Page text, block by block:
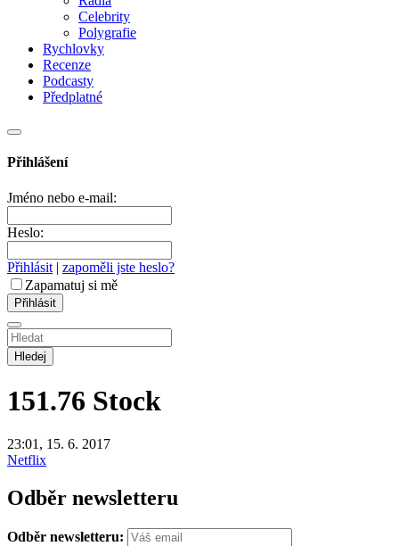
Celebrity
Polygrafie
Rychlovky
Recenze
Podcasty
Předplatné
Přihlášení
Jméno nebo e-mail:
Heslo:
Přihlásit | zapoměli jste heslo?
Zapamatuj si mě
Hledej
151.76 Stock
23:01, 15. 6. 2017
Netflix
Odběr newsletteru
Odběr newsletteru: